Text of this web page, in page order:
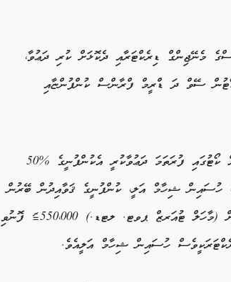
ޑިރެކްޓަރާއި ދެކޮޅަށް ކުރި ދަޢުވާ،
ސޭވް ދަ ޑްރީމް ފްރާންސް ކުންފުންޏާއި
ސޭވް ދަ ޑްރީމް ޕވޓ. ލޓޑ. ލައިބިލިޓީ ކޮމްޕެނީ އިން ސިވިލް ކޯޓުގައި ފުރަތަމަ ދަޢުވާކުރީ އެކުންފުނީގެ %50
ޝިހާމް އަލީ، ކުންފުނީގެ ޤަވާއިދުން ބޭރުން
ހުސައިން ޝިހާމް އަލީގެ މަސްލަޙަތު އޮންނަ އެހެން ކުންފުންޏަކަށް (މާހަލް ޓުއަރޒް ޕވޓ. ލޓޑ.) 550،000$ ފޮނުވި
ހުސައިން ޝިހާމް އަލީއެވެ.